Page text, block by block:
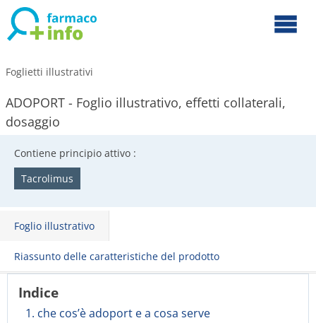
Foglietti illustrativi
ADOPORT - Foglio illustrativo, effetti collaterali,
dosaggio
Contiene principio attivo :
Tacrolimus
Foglio illustrativo
Riassunto delle caratteristiche del prodotto
Indice
1. che cos’è adoport e a cosa serve